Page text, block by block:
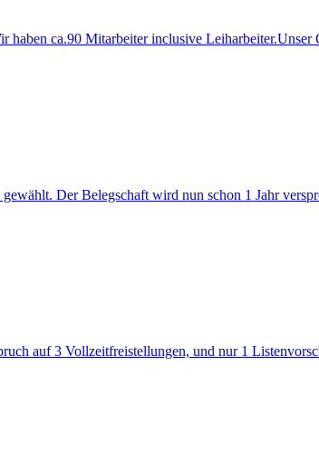
ca.90 Mitarbeiter inclusive Leiharbeiter.Unser
Der Belegschaft wird nun schon 1 Jahr
auf 3 Vollzeitfreistellungen, und nur 1